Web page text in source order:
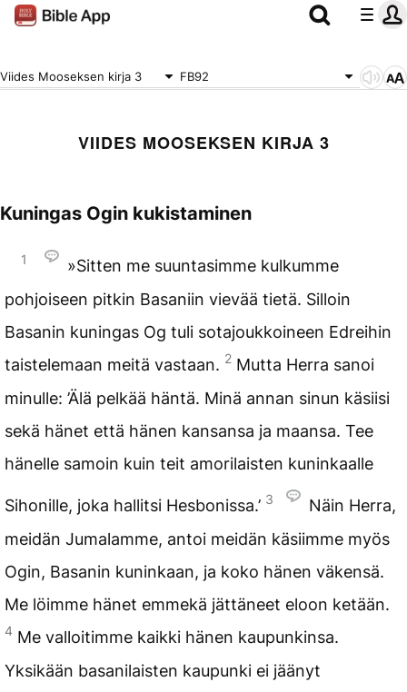
Viides Mooseksen kirja 3 FB92
VIIDES MOOSEKSEN KIRJA 3
Kuningas Ogin kukistaminen
1
»Sitten me suuntasimme kulkumme
pohjoiseen pitkin Basaniin vievää tietä. Silloin
Basanin kuningas Og tuli sotajoukkoineen Edreihin
taistelemaan meitä vastaan. 2 Mutta Herra sanoi
minulle: ’Älä pelkää häntä. Minä annan sinun käsiisi
sekä hänet että hänen kansansa ja maansa. Tee
hänelle samoin kuin teit amorilaisten kuninkaalle
Sihonille, joka hallitsi Hesbonissa.’ 3
Näin Herra,
meidän Jumalamme, antoi meidän käsiimme myös
Ogin, Basanin kuninkaan, ja koko hänen väkensä.
Me löimme hänet emmekä jättäneet eloon ketään.
4 Me valloitimme kaikki hänen kaupunkinsa.
Yksikään basanilaisten kaupunki ei jäänyt